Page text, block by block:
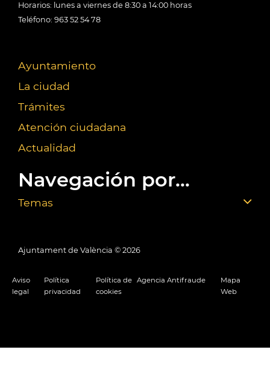
Horarios: lunes a viernes de 8:30 a 14:00 horas
Teléfono: 963 52 54 78
Ayuntamiento
La ciudad
Trámites
Atención ciudadana
Actualidad
Navegación por...
Temas
Ajuntament de València © 2026
Aviso
legal
Política
privacidad
Política de
cookies
Agencia Antifraude
Mapa
Web